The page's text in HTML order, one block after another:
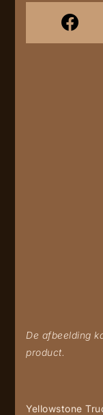
De afbeelding
product.
Yellowstone